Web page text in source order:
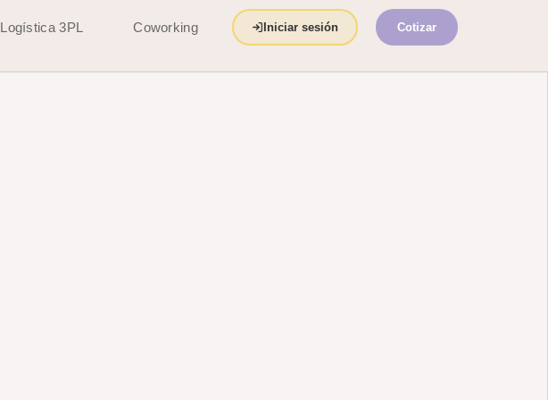
Logística 3PL Coworking Iniciar sesión Cotizar